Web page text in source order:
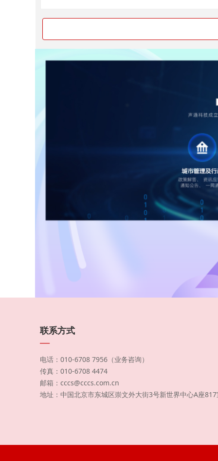
联系方式
—
电话：010-6708 7956（业务咨询）
传真：010-6708 4474
邮箱：cccs@cccs.com.cn
地址：中国北京市东城区崇文外大街3号新世界中心A座